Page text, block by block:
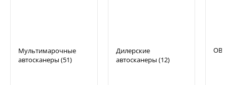
Мультимарочные
автосканеры (51)
Дилерские
автосканеры (12)